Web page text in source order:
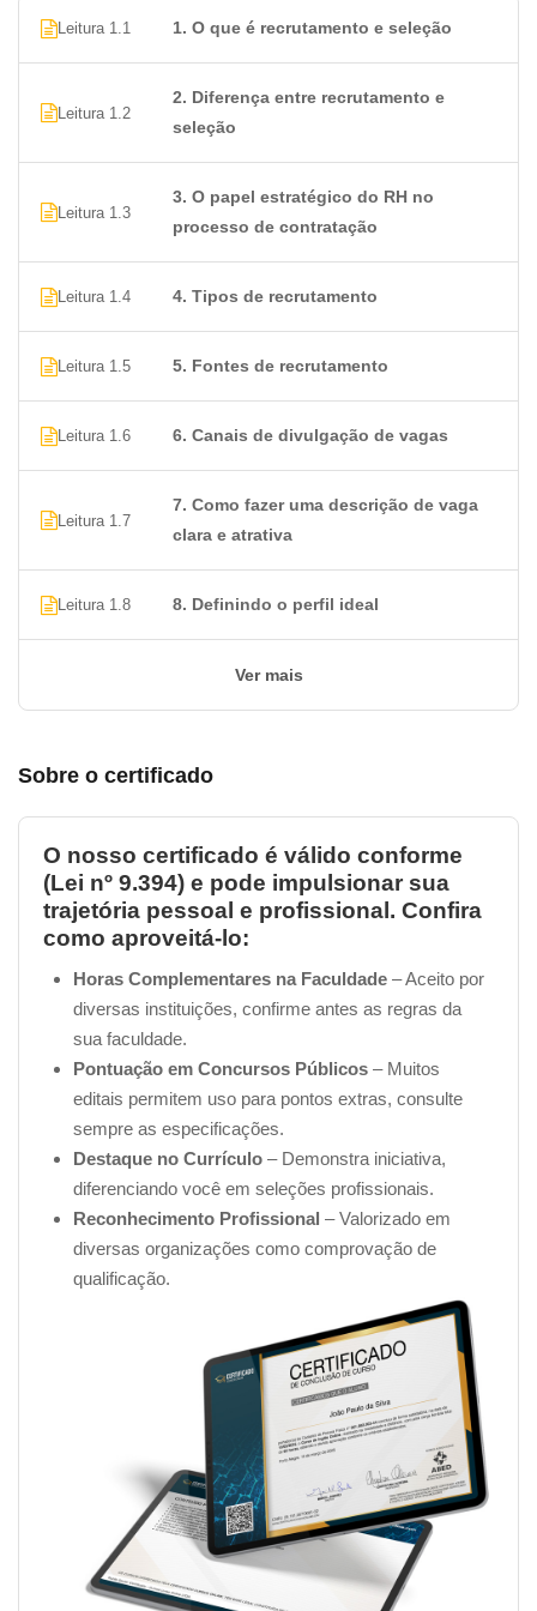
Leitura 1.1 1. O que é recrutamento e seleção
Leitura 1.2
2. Diferença entre recrutamento e
seleção
Leitura 1.3
3. O papel estratégico do RH no
processo de contratação
Leitura 1.4 4. Tipos de recrutamento
Leitura 1.5 5. Fontes de recrutamento
Leitura 1.6 6. Canais de divulgação de vagas
Leitura 1.7
7. Como fazer uma descrição de vaga
clara e atrativa
Leitura 1.8 8. Definindo o perfil ideal
Ver mais
Sobre o certificado
O nosso certificado é válido conforme
(Lei nº 9.394) e pode impulsionar sua
trajetória pessoal e profissional. Confira
como aproveitá-lo:
Horas Complementares na Faculdade – Aceito por
diversas instituições, confirme antes as regras da
sua faculdade.
Pontuação em Concursos Públicos – Muitos
editais permitem uso para pontos extras, consulte
sempre as especificações.
Destaque no Currículo – Demonstra iniciativa,
diferenciando você em seleções profissionais.
Reconhecimento Profissional – Valorizado em
diversas organizações como comprovação de
qualificação.